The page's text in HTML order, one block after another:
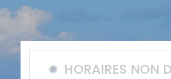
HORAIRES NON